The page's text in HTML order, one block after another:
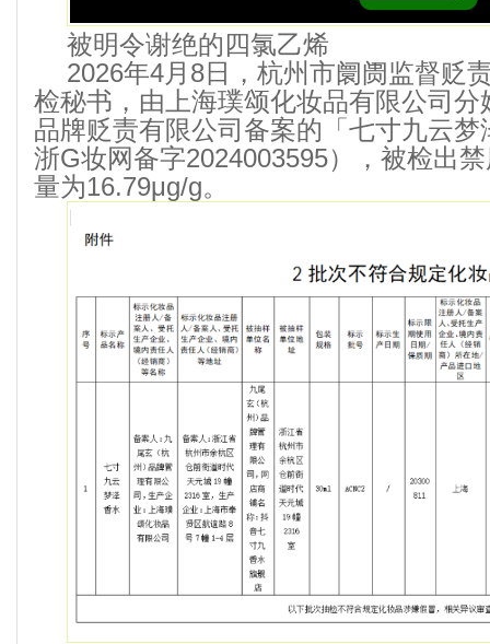
被明令谢绝的四氯乙烯
2026年4月8日，杭州市阛阓监督贬
检秘书，由上海璞颂化妆品有限公司
品牌贬责有限公司备案的「七寸九云
浙G妆网备字2024003595），被检出
量为16.79μg/g。